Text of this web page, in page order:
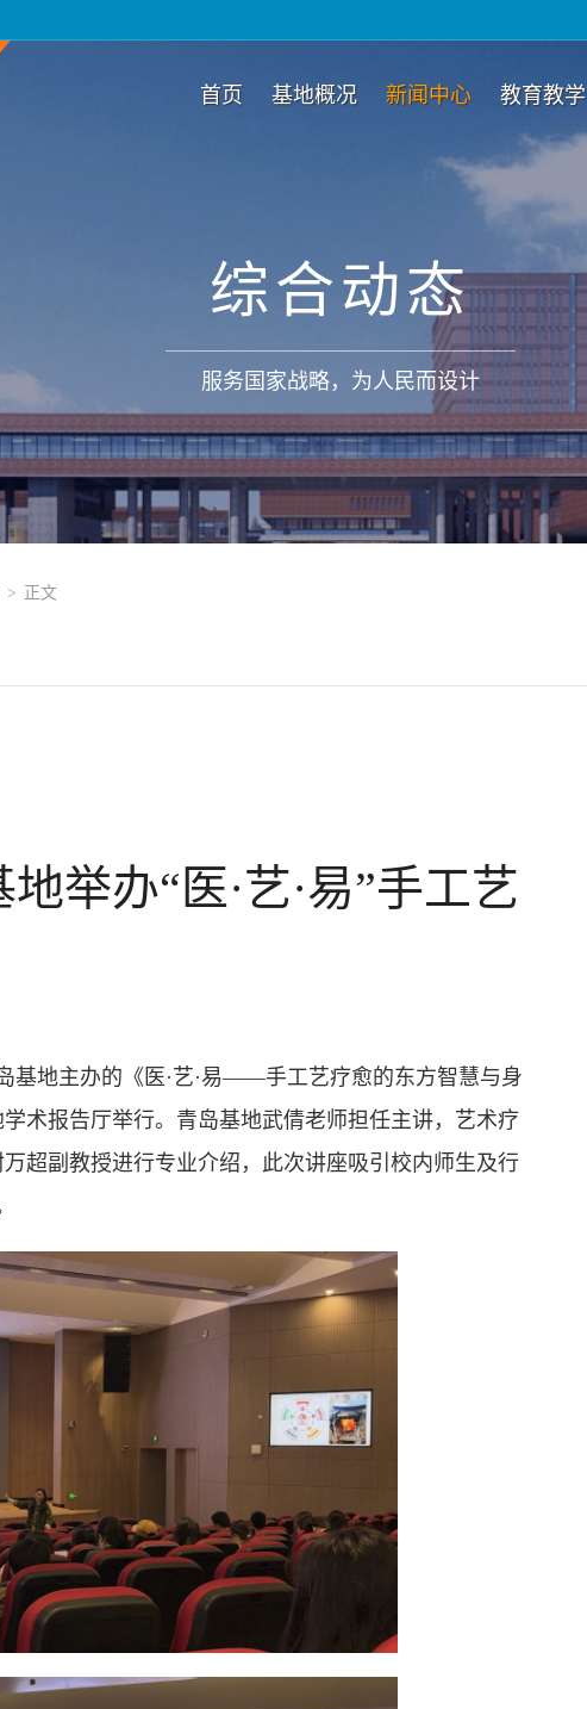
首页 基地概况 新闻中心 教育教学
综合动态
服务国家战略，为人民而设计
> 正文
举办“医·艺·易”手工艺
基地主办的《医·艺·易——手工艺疗愈的东方智慧与身
术报告厅举行。青岛基地武倩老师担任主讲，艺术疗
超副教授进行专业介绍，此次讲座吸引校内师生及行